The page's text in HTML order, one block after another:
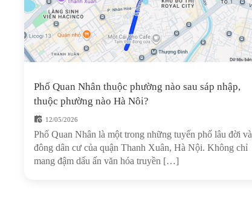
Phố Quan Nhân thuộc phường nào sau sáp nhập,
thuộc phường nào Hà Nôi?
12/05/2026
Phố Quan Nhân là một trong những tuyến phố lâu đời và
đông dân cư của quận Thanh Xuân, Hà Nội. Không chỉ
mang đậm dấu ấn văn hóa truyền […]